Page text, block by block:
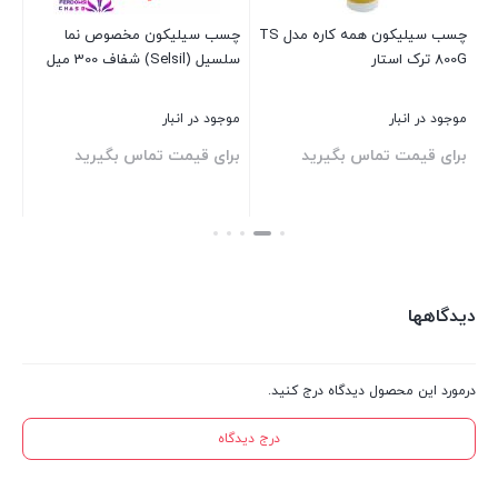
چسب سیلیکون همه‌ کاره مدل TS
800G ترک ‌استار
موجود در انبار
برای قیمت تماس بگیرید
چسب سیلیکون مخصوص نما
سلسیل (Selsil) شفاف 300 میل
موجود در انبار
برای قیمت تماس بگیرید
بستن
دیدگاهها
درمورد این محصول دیدگاه درج کنید.
درج دیدگاه